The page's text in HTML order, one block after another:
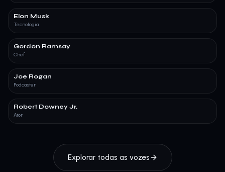
Elon Musk
Tecnologia
Gordon Ramsay
Chef
Joe Rogan
Podcaster
Robert Downey Jr.
Ator
Explorar todas as vozes